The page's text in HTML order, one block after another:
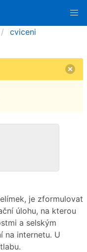
cviceni
je zformulovat
úlohu, na kterou
a selským
na internetu. U